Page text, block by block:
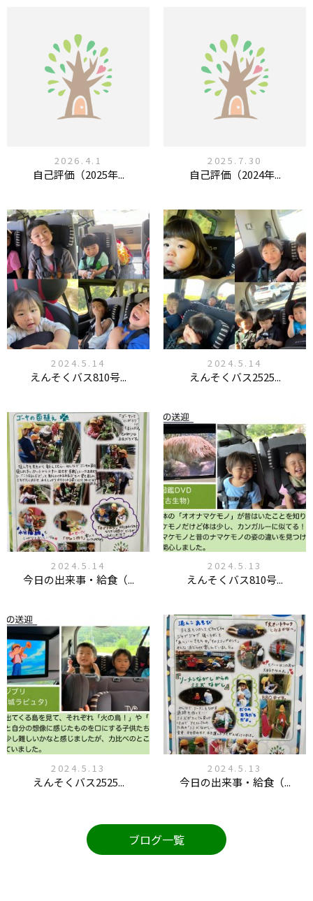
2026.4.1
自己評価（2025年...
2025.7.30
自己評価（2024年...
2024.5.14
えんそくバス810号...
2024.5.14
えんそくバス2525...
2024.5.14
今日の出来事・給食（...
2024.5.13
えんそくバス810号...
2024.5.13
えんそくバス2525...
2024.5.13
今日の出来事・給食（...
ブログ一覧